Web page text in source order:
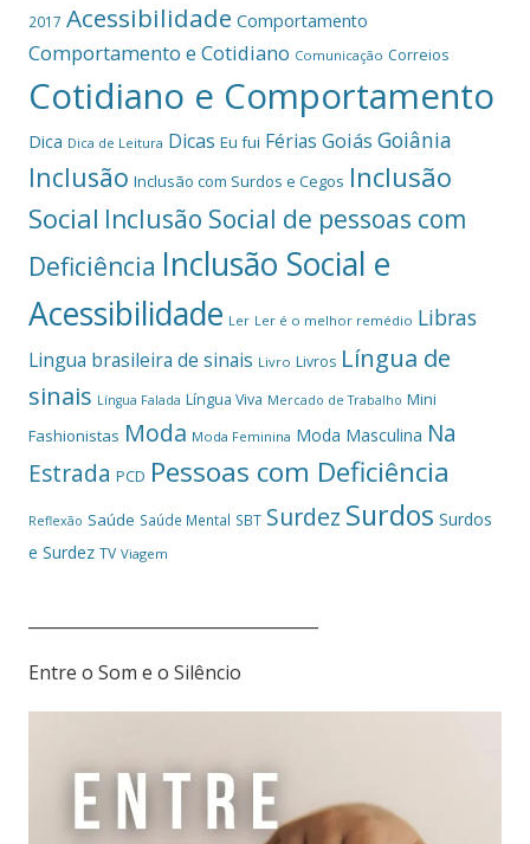
2017 Acessibilidade Comportamento
Comportamento e Cotidiano Comunicação Correios
Cotidiano e Comportamento
Dica Dica de Leitura Dicas Eu fui Férias Goiás Goiânia
Inclusão Inclusão com Surdos e Cegos Inclusão
Social Inclusão Social de pessoas com
Deficiência Inclusão Social e
Acessibilidade Ler Ler é o melhor remédio Libras
Lingua brasileira de sinais Livro Livros Língua de
sinais Língua Falada Língua Viva Mercado de Trabalho Mini
Fashionistas Moda Moda Feminina Moda Masculina Na
Estrada PCD Pessoas com Deficiência
Reflexão Saúde Saúde Mental SBT Surdez Surdos Surdos
e Surdez TV Viagem
Entre o Som e o Silêncio